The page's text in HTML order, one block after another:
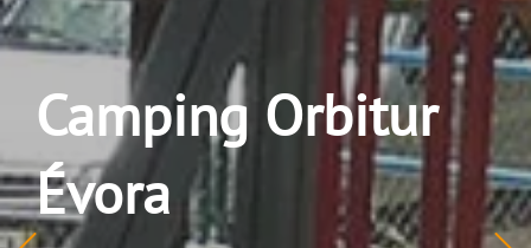
Camping Orbitur
Évora